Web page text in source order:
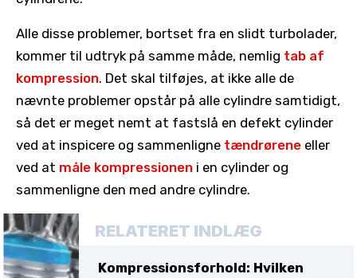
Alle disse problemer, bortset fra en slidt turbolader,
kommer til udtryk på samme måde, nemlig tab af
kompression. Det skal tilføjes, at ikke alle de
nævnte problemer opstår på alle cylindre samtidigt,
så det er meget nemt at fastslå en defekt cylinder
ved at inspicere og sammenligne tændrørene eller
ved at måle kompressionen i en cylinder og
sammenligne den med andre cylindre.
RELATERET INDLÆG
Kompressionsforhold: Hvilken